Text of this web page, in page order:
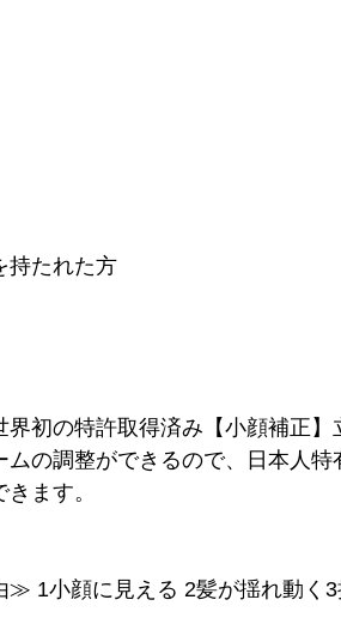
持たれた方
初の特許取得済み【小顔補正】
ムの調整ができるので、日本人
ます。
1小顔に見える 2髪が揺れ動く3